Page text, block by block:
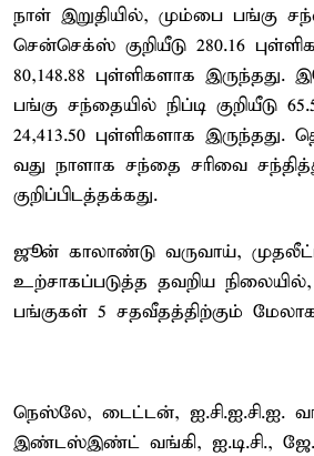
நாள் இறுதியில், மும்பை பங்கு
சென்செக்ஸ் குறியீடு 280.16
80,148.88 புள்ளிகளாக
பங்கு சந்தையில் நிப்டி குறியீடு
24,413.50 புள்ளிகளாக
வது நாளாக சந்தை சரிவை
குறிப்பிடத்தக்கது.
ஜூன் காலாண்டு வருவாய்,
உற்சாகப்படுத்த தவறிய
பங்குகள் 5 சதவீதத்திற்கும்
நெஸ்லே, டைட்டன், ஐ.சி.ஐ.சி.ஐ.
இண்டஸ்இண்ட் வங்கி, ஐ.டி.சி.,